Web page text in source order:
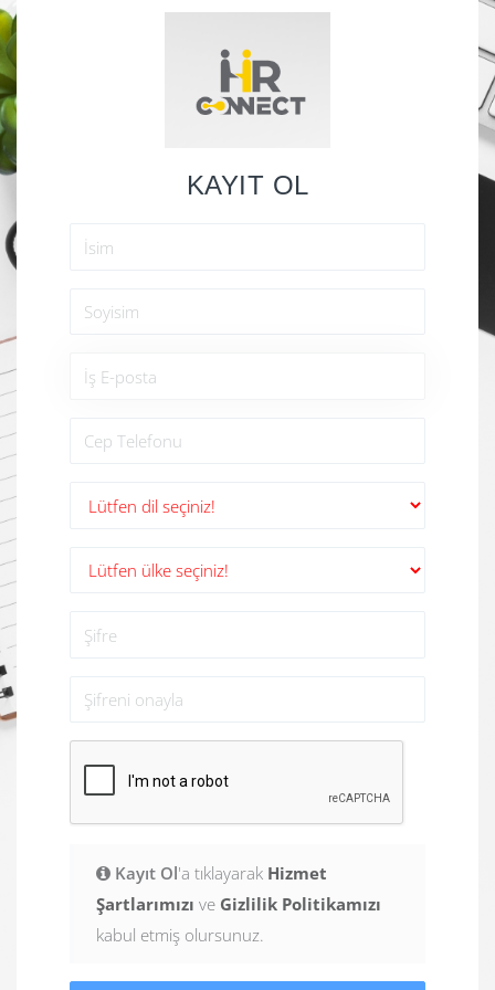
KAYIT OL
Kayıt Ol'a tıklayarak Hizmet
Şartlarımızı ve Gizlilik Politikamızı
kabul etmiş olursunuz.